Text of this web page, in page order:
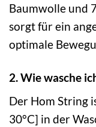
Baumwolle und
sorgt für ein
optimale
2. Wie wasche
Der Hom String
30°C] in der